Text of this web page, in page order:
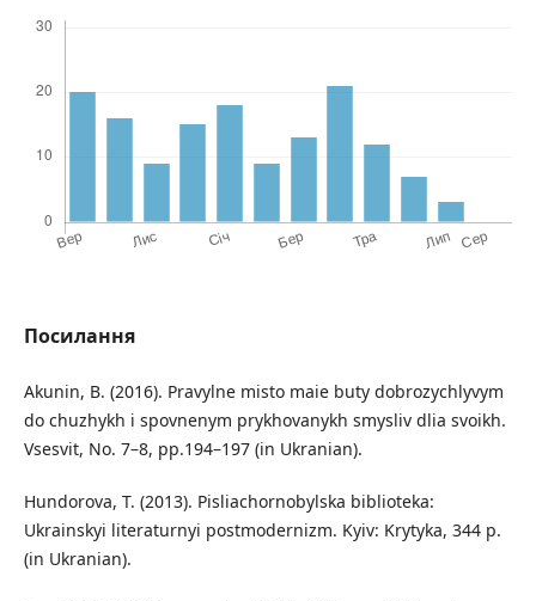
Посилання
Akunin, B. (2016). Pravylne misto maie buty dobrozychlyvym
do chuzhykh i spovnenym prykhovanykh smysliv dlia svoikh.
Vsesvit, No. 7–8, pp.194–197 (in Ukranian).
Hundorova, T. (2013). Pisliachornobylska biblioteka:
Ukrainskyi literaturnyi postmodernizm. Kyiv: Krytyka, 344 p.
(in Ukranian).